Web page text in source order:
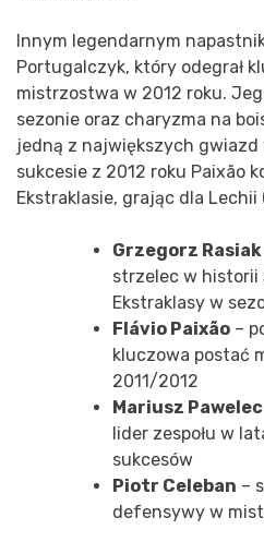
Innym legendarnym
Portugalczyk, który odegrał
mistrzostwa w 2012 roku.
sezonie oraz charyzma na
jedną z największych gwiazd
sukcesie z 2012 roku Paixão
Ekstraklasie, grając dla Lechii
Grzegorz Rasiak
strzelec w historii
Ekstraklasy w
Flávio Paixão –
kluczowa postać
2011/2012
Mariusz Pawelec
lider zespołu w
sukcesów
Piotr Celeban –
defensywy w